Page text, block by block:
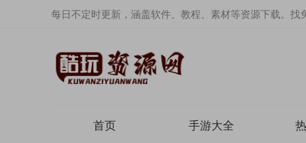
每日不定时更新，涵盖软件、教程、素材等资源下载。找
首页 手游大全